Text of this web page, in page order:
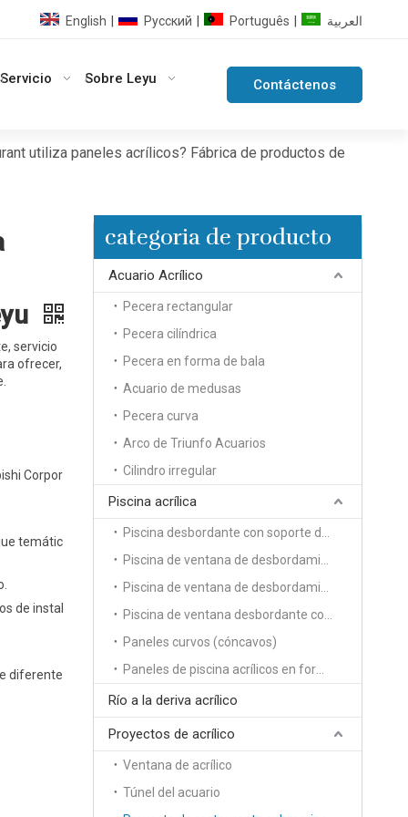
English Pусский Português العربية
Servicio Sobre Leyu Contáctenos
utiliza paneles acrílicos? Fábrica de productos de
servicio
ofrecer,
Corpor
temátic
de instal
diferente
categoria de producto
Acuario Acrílico
Pecera rectangular
Pecera cilíndrica
Pecera en forma de bala
Acuario de medusas
Pecera curva
Arco de Triunfo Acuarios
Cilindro irregular
Piscina acrílica
Paneles curvos (cóncavos)
Río a la deriva acrílico
Proyectos de acrílico
Ventana de acrílico
Túnel del acuario